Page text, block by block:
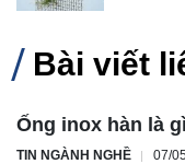
Bài viết
Ống inox hàn là
TIN NGÀNH NGHỀ 07/